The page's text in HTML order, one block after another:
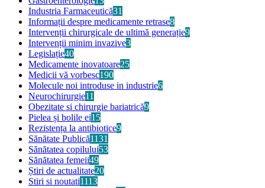
Industria Farmaceutică31
Informații despre medicamente retrase8
Intervenții chirurgicale de ultimă generație9
Intervenții minim invazive3
Legislație40
Medicamente inovatoare25
Medicii vă vorbesc190
Molecule noi introduse in industrie6
Neurochirurgie11
Obezitate si chirurgie bariatrică9
Pielea și bolile ei15
Rezistența la antibiotice9
Sănătate Publică1131
Sănătatea copilului53
Sănătatea femeii49
Știri de actualitate20
Stiri si noutati1113